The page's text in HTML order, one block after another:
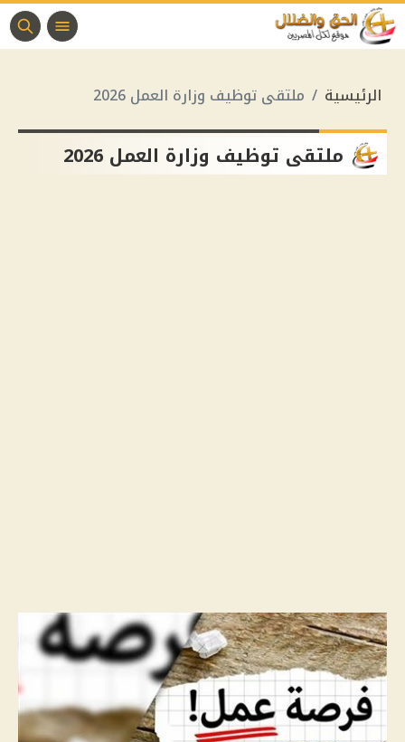
الرئيسية ملتقى توظيف وزارة العمل 2026
ملتقى توظيف وزارة العمل 2026